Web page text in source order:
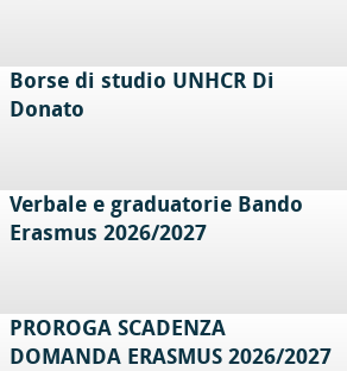
Borse di studio UNHCR Di
Donato
Verbale e graduatorie Bando
Erasmus 2026/2027
PROROGA SCADENZA
DOMANDA ERASMUS 2026/2027